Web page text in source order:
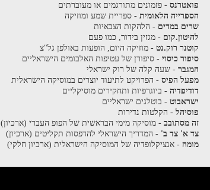
פואטרנס- פזמונים מתורגמים או מעוברתים
הספרייה הלאומית- ספריית שמע ומוזיקה
שרים במדים - הלהקות הצבאיות
להיטון.קום - מגזין בידור, כמו פעם
קוטנר רוק.נט- מוזיקה היום, הופעות באולפן גל"צ
סיפור כיסוי- סיפורן של עטיפות האלבומים הישראליים
המגבר- שעה קלה של רוק ישראלי
מפעל הפיס- הפרויקט לתיעוד יוצרים במוסיקה הישראלית
דודיפדיה- ביוגרפיות ותחקירים מוסיקליים
ישראבוט- בוטלגים ישראליים
פוסיהל- הקלטות נדירות
זה מסתובב- מוסיקה מימי הבראשית של הפופ העברי (ארכיון)
צד א' צד ב' - המדריך הישראלי להדפסות תקליטים (ארכיון)
מומה- אנציקלופדיה של המוסיקה הישראלית (ארכיון חלקי)